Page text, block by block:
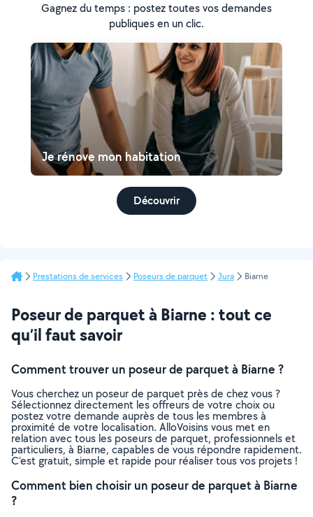
Gagnez du temps : postez toutes vos demandes
publiques en un clic.
Je rénove mon habitation
Découvrir
Prestations de services Poseurs de parquet Jura Biarne
Poseur de parquet à Biarne : tout ce
qu’il faut savoir
Comment trouver un poseur de parquet à Biarne ?
Vous cherchez un poseur de parquet près de chez vous ?
Sélectionnez directement les offreurs de votre choix ou
postez votre demande auprès de tous les membres à
proximité de votre localisation. AlloVoisins vous met en
relation avec tous les poseurs de parquet, professionnels et
particuliers, à Biarne, capables de vous répondre rapidement.
C’est gratuit, simple et rapide pour réaliser tous vos projets !
Comment bien choisir un poseur de parquet à Biarne
?